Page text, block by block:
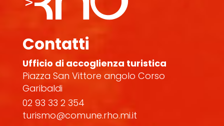
Contatti
Ufficio di accoglienza turistica
Piazza San Vittore angolo Corso
Garibaldi
02 93 33 2 354
turismo@comune.rho.mi.it